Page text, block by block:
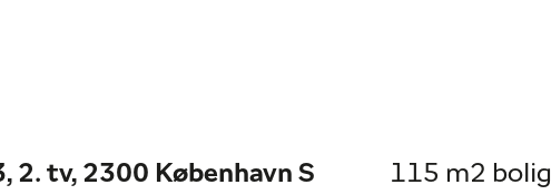
2. tv, 2300 København S 115 m2 bolig